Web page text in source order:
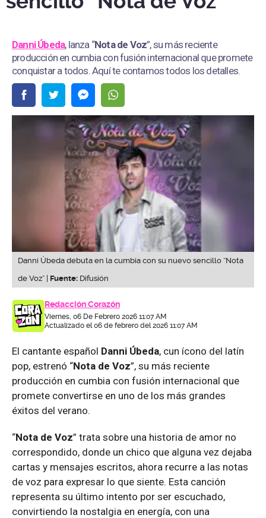
Danni Úbeda, lanza “Nota de Voz”, su más reciente
producción en cumbia con fusión internacional que promete
conquistar a todos. Aquí te contamos todos los detalles.
Danni Úbeda debuta en la cumbia con su nuevo sencillo “Nota
de Voz” | Fuente: Difusión
Redacción Corazón
Viernes, 06 De Febrero 2026 11:07 AM
Actualizado el 06 de febrero del 2026 11:07 AM
El cantante español Danni Úbeda, cun ícono del latín
pop, estrenó “Nota de Voz”, su más reciente
producción en cumbia con fusión internacional que
promete convertirse en uno de los más grandes
éxitos del verano.
“Nota de Voz” trata sobre una historia de amor no
correspondido, donde un chico que alguna vez dejaba
cartas y mensajes escritos, ahora recurre a las notas
de voz para expresar lo que siente. Esta canción
representa su último intento por ser escuchado,
convirtiendo la nostalgia en energía, con una